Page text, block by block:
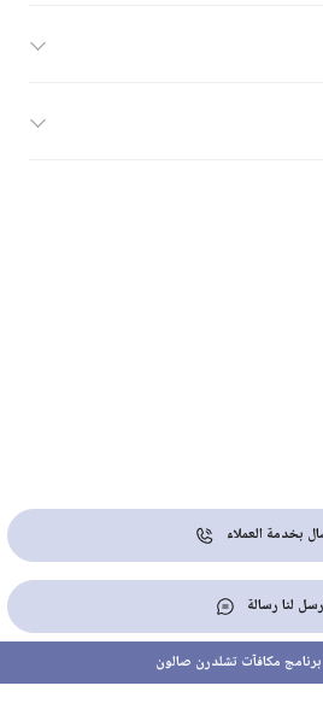
بخدمة العملاء
لنا رسالة
برنامج مكافآت تشلدرن صالون